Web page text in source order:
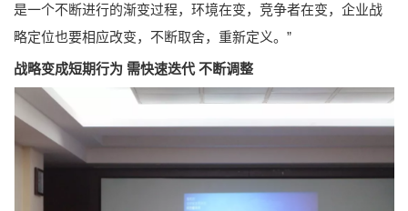
是一个不断进行的渐变过程，环境在变，竞争者在变，企业战
略定位也要相应改变，不断取舍，重新定义。”
战略变成短期行为 需快速迭代 不断调整